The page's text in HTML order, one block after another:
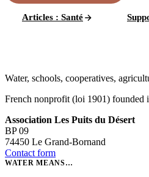
Articles : Santé
Water, schools, cooperatives,
French nonprofit (loi 1901) founded
Association Les Puits du Désert
BP 09
74450 Le Grand-Bornand
Contact form
WATER MEANS…